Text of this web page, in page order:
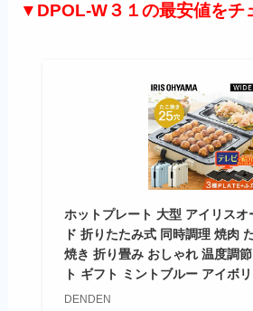
▼DPOL-W３１の最安値をチ
ホットプレート 大型 アイリスオ
ド 折りたたみ式 同時調理 焼肉
焼き 折り畳み おしゃれ 温度調
ト ギフト ミントブルー アイボ
DENDEN